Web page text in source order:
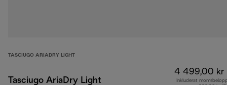
TASCIUGO ARIADRY LIGHT
Tasciugo AriaDry Light
4 499,00 kr
Inkluderat